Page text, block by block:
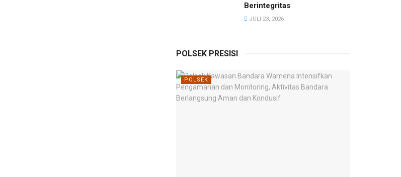
Berintegritas
JULI 23, 2026
POLSEK PRESISI
POLSEK